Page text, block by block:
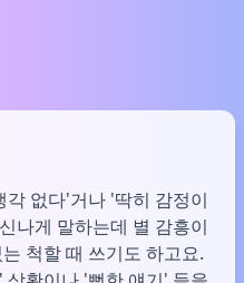
없다'거나 '딱히 감정이
나게 말하는데 별 감흥이
척할 때 쓰기도 하고요.